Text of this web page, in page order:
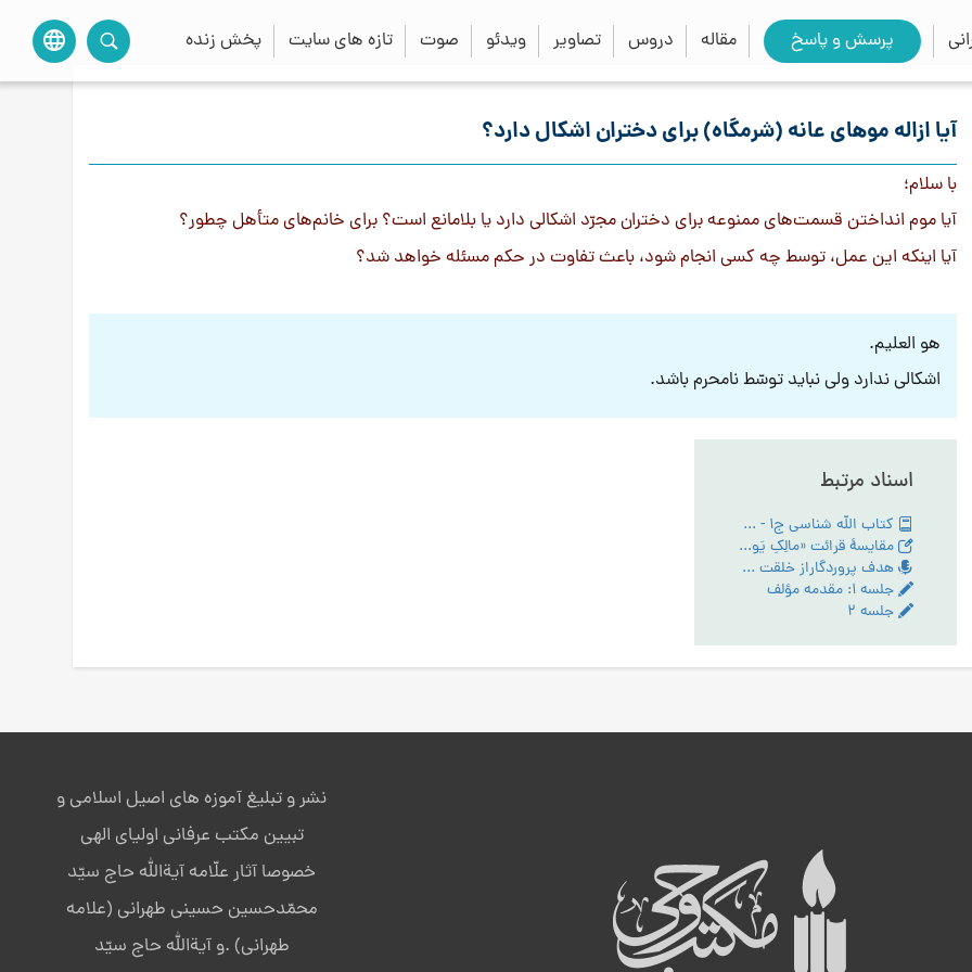
پرسش و پاسخ مقاله دروس تصاویر ویدئو صوت تازه های سایت پخش زنده language search
close
آیا ازاله موهای عانه (شرمگاه) برای دختران اشکال دارد؟
با سلام؛
آیا موم انداختن قسمت‌های ممنوعه برای دختران مجرّد اشكالى دارد يا بلامانع است؟ براى خانم‌هاى متأهل چطور؟
آیا اینکه این عمل، توسط چه کسی انجام شود، باعث تفاوت در حکم مسئله خواهد شد؟
هو العلیم.
اشکالی ندارد ولی نباید توسّط نامحرم باشد.
اسناد مرتبط
کتاب الله شناسی ج1 - PDF
مقایسۀ قرائت «مالِکِ یَومِ الدّین» و «مَلِکِ یَومِ الدّین» در سورۀ حمد
هدف پروردگاراز خلقت انسان - تبیین مقام عبودیت- آیین رستگاری ج:1
جلسه ۱: مقدمه مؤلف
جلسه ۲
نشر و تبلیغ آموزه های اصیل اسلامی و
تبیین مکتب عرفانی اولیای الهی
خصوصا آثار علّامه آیةالله حاج سیّد
محمّدحسین حسینی طهرانی (علامه
طهرانی) .و آیةالله حاج سیّد